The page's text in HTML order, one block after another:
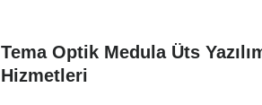
Tema Optik Medula Üts
Hizmetleri